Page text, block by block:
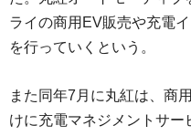
ライの商用EV販売や充電
を行っていくという。
また同年7月に丸紅は、商
けに充電マネジメントサー